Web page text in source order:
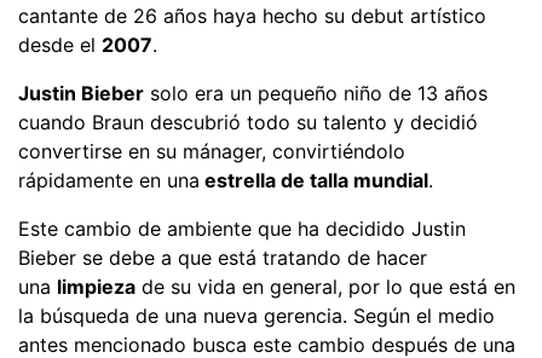
cantante de 26 años haya hecho su debut artístico
desde el 2007.
Justin Bieber solo era un pequeño niño de 13 años
cuando Braun descubrió todo su talento y decidió
convertirse en su mánager, convirtiéndolo
rápidamente en una estrella de talla mundial.
Este cambio de ambiente que ha decidido Justin
Bieber se debe a que está tratando de hacer
una limpieza de su vida en general, por lo que está en
la búsqueda de una nueva gerencia. Según el medio
antes mencionado busca este cambio después de una